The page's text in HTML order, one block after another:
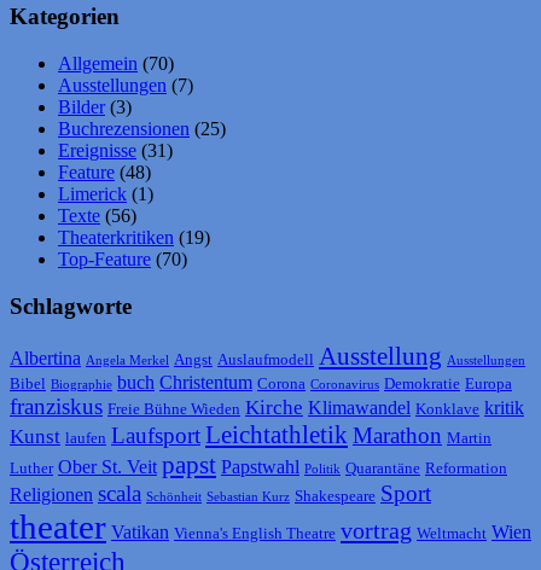
Kategorien
Allgemein (70)
Ausstellungen (7)
Bilder(3)
Buchrezensionen (25)
Ereignisse (31)
Feature (48)
Limerick (1)
Texte (56)
Theaterkritiken (19)
Top-Feature (70)
Schlagworte
Albertina Angela Merkel Angst Auslaufmodell Ausstellung Ausstellungen
Bibel Biographie buch Christentum Corona Coronavirus Demokratie Europa
franziskus Freie Bühne Wieden Kirche Klimawandel Konklave kritik
Kunst laufen LaufsportLeichtathletikMarathon Martin
Luther Ober St. Veit papst Papstwahl Politik Quarantäne Reformation
Religionen scala Schönheit Sebastian Kurz Shakespeare Sport
theater Vatikan Vienna's English Theatre vortrag Weltmacht Wien
Österreich